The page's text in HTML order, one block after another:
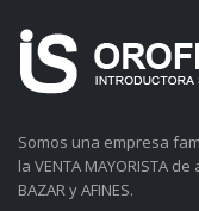
Somos una empresa
la VENTA MAYORISTA de
BAZAR y AFINES.